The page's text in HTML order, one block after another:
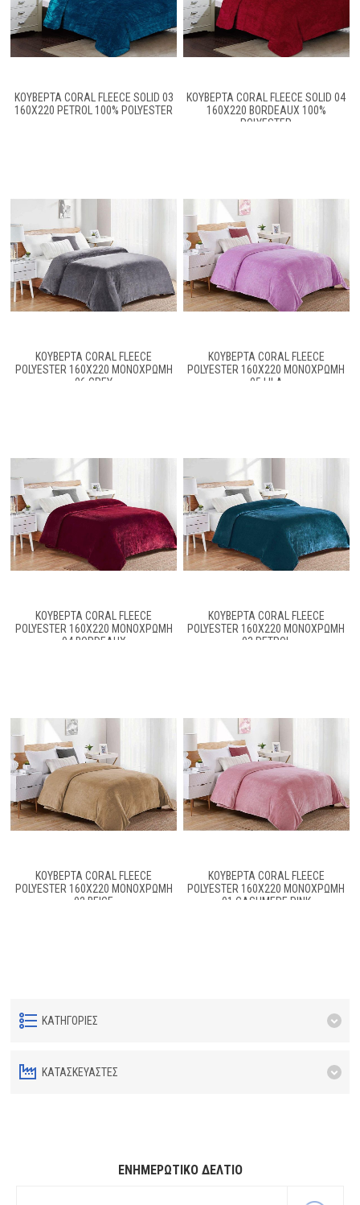
ΚΟΥΒΈΡΤΑ CORAL FLEECE SOLID 03
160X220 PETROL 100% POLYESTER
ΚΟΥΒΈΡΤΑ CORAL FLEECE SOLID 04
160X220 BORDEAUX 100%
POLYESTER
ΚΟΥΒΕΡΤΑ CORAL FLEECE
POLYESTER 160X220 ΜΟΝΌΧΡΩΜΗ
06 GREY
ΚΟΥΒΕΡΤΑ CORAL FLEECE
POLYESTER 160X220 ΜΟΝΌΧΡΩΜΗ
05 LILA
ΚΟΥΒΕΡΤΑ CORAL FLEECE
POLYESTER 160X220 ΜΟΝΌΧΡΩΜΗ
04 BORDEAUX
ΚΟΥΒΕΡΤΑ CORAL FLEECE
POLYESTER 160X220 ΜΟΝΌΧΡΩΜΗ
03 PETROL
ΚΟΥΒΕΡΤΑ CORAL FLEECE
POLYESTER 160X220 ΜΟΝΌΧΡΩΜΗ
02 BEIGE
ΚΟΥΒΕΡΤΑ CORAL FLEECE
POLYESTER 160X220 ΜΟΝΌΧΡΩΜΗ
01 CASHMERE PINK
ΚΑΤΗΓΟΡΊΕΣ
ΚΑΤΑΣΚΕΥΑΣΤΈΣ
ΕΝΗΜΕΡΩΤΙΚΌ ΔΕΛΤΊΟ